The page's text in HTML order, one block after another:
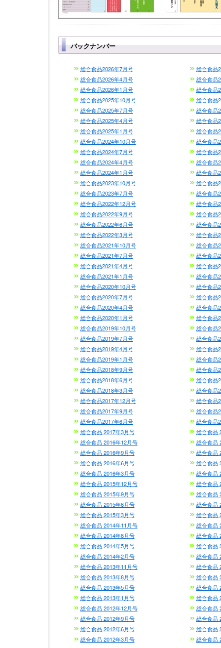
バックナンバー
総合食品2026年7月号
総合食品
総合食品2026年4月号
総合食品
総合食品2026年1月号
総合食品
総合食品2025年10月号
総合食品
総合食品2025年7月号
総合食品
総合食品2025年4月号
総合食品
総合食品2025年1月号
総合食品
総合食品2024年10月号
総合食品
総合食品2024年7月号
総合食品
総合食品2024年4月号
総合食品
総合食品2024年1月号
総合食品
総合食品2023年10月号
総合食品
総合食品2023年7月号
総合食品
総合食品2022年12月号
総合食品
総合食品2022年9月号
総合食品
総合食品2022年6月号
総合食品
総合食品2022年3月号
総合食品
総合食品2021年10月号
総合食品
総合食品2021年7月号
総合食品
総合食品2021年4月号
総合食品
総合食品2021年1月号
総合食品
総合食品2020年10月号
総合食品
総合食品2020年7月号
総合食品
総合食品2020年4月号
総合食品
総合食品2020年1月号
総合食品
総合食品2019年10月号
総合食品
総合食品2019年7月号
総合食品
総合食品2019年4月号
総合食品
総合食品2019年1月号
総合食品
総合食品2018年9月号
総合食品
総合食品2018年6月号
総合食品
総合食品2018年3月号
総合食品
総合食品2017年12月号
総合食品
総合食品2017年9月号
総合食品
総合食品2017年6月号
総合食品
総合食品 2017年3月号
総合食品
総合食品 2016年12月号
総合食品
総合食品 2016年9月号
総合食品
総合食品 2016年6月号
総合食品
総合食品 2016年3月号
総合食品
総合食品 2015年12月号
総合食品
総合食品 2015年9月号
総合食品
総合食品 2015年6月号
総合食品
総合食品 2015年3月号
総合食品
総合食品 2014年11月号
総合食品
総合食品 2014年8月号
総合食品
総合食品 2014年5月号
総合食品
総合食品 2014年2月号
総合食品
総合食品 2013年11月号
総合食品
総合食品 2013年8月号
総合食品
総合食品 2013年5月号
総合食品
総合食品 2013年1月号
総合食品
総合食品 2012年12月号
総合食品
総合食品 2012年9月号
総合食品
総合食品 2012年6月号
総合食品
総合食品 2012年3月号
総合食品